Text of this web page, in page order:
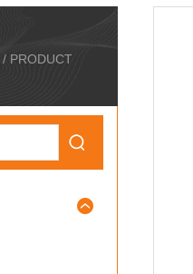
/ PRODUCT